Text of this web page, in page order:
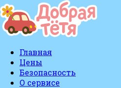
Главная
Цены
Безопасность
О сервисе